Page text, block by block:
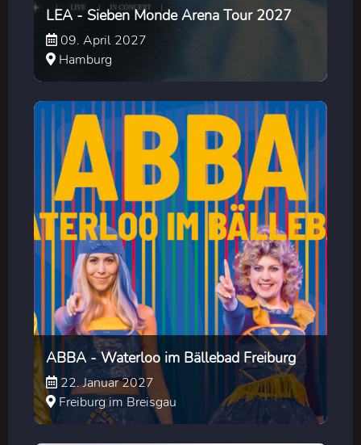
LEA - Sieben Monde Arena Tour 2027
09. April 2027
Hamburg
ABBA - Waterloo im Bällebad Freiburg
22. Januar 2027
Freiburg im Breisgau